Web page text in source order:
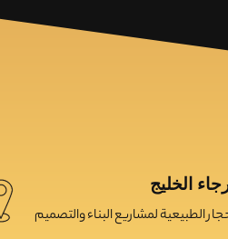
الخليج
الطبيعية لمشاريع البناء والتصميم